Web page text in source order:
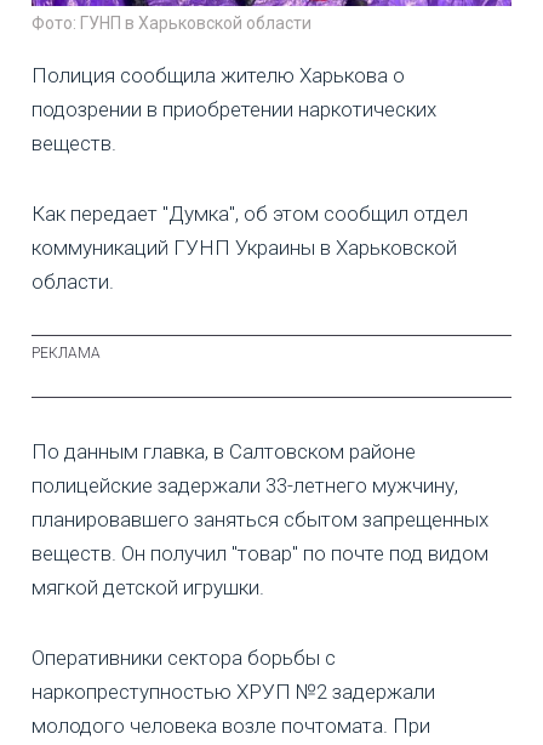
Фото: ГУНП в Харьковской области
Полиция сообщила жителю Харькова о
подозрении в приобретении наркотических
веществ.
Как передает "Думка", об этом сообщил отдел
коммуникаций ГУНП Украины в Харьковской
области.
По данным главка, в Салтовском районе
полицейские задержали 33-летнего мужчину,
планировавшего заняться сбытом запрещенных
веществ. Он получил "товар" по почте под видом
мягкой детской игрушки.
Оперативники сектора борьбы с
наркопреступностью ХРУП №2 задержали
молодого человека возле почтомата. При